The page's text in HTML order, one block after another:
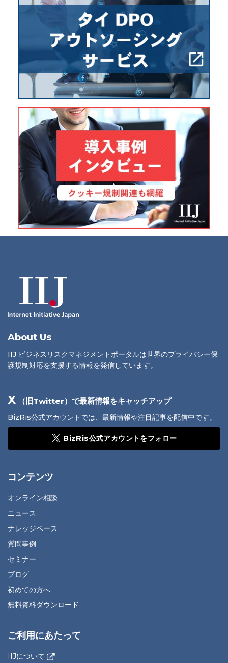
About Us
IIJ ビジネスリスクマネジメントポータルは世界のプライバシー保
護規制対応を支援する情報を発信しています。
X （旧Twitter）で最新情報をキャッチアップ
BizRis公式アカウントでは、最新情報や注目記事を配信中です。
BizRis公式アカウントをフォロー
コンテンツ
オンライン相談
ニュース
ナレッジベース
質問事例
セミナー
ブログ
初めての方へ
無料資料ダウンロード
ご利用にあたって
IIJについて